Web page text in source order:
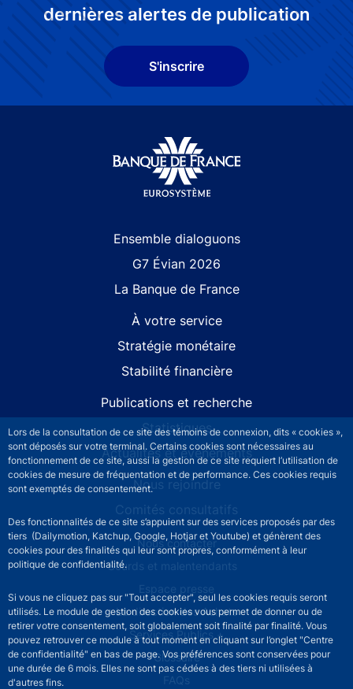
Lors de la consultation de ce site des témoins de connexion, dits « cookies »,
sont déposés sur votre terminal. Certains cookies sont nécessaires au
fonctionnement de ce site, aussi la gestion de ce site requiert l’utilisation de
cookies de mesure de fréquentation et de performance. Ces cookies requis
sont exemptés de consentement.
Des fonctionnalités de ce site s’appuient sur des services proposés par des
tiers (Dailymotion, Katchup, Google, Hotjar et Youtube) et génèrent des
cookies pour des finalités qui leur sont propres, conformément à leur
politique de confidentialité.
Si vous ne cliquez pas sur "Tout accepter", seul les cookies requis seront
utilisés. Le module de gestion des cookies vous permet de donner ou de
retirer votre consentement, soit globalement soit finalité par finalité. Vous
pouvez retrouver ce module à tout moment en cliquant sur l’onglet "Centre
de confidentialité" en bas de page. Vos préférences sont conservées pour
une durée de 6 mois. Elles ne sont pas cédées à des tiers ni utilisées à
d'autres fins.
dernières alertes de publication
S'inscrire
Ensemble dialoguons
G7 Évian 2026
La Banque de France
À votre service
Stratégie monétaire
Stabilité financière
Publications et recherche
Statistiques
Actualités et événements
Nous rejoindre
Comités consultatifs
Footer secondary menuNous contacter
Sourds et malentendants
Espace presse
La direction des Achats
Services Publics +
Glossaire
FAQs